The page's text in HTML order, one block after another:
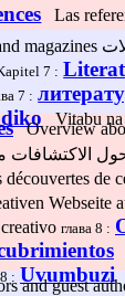
Las
magazines
7 :
7 :
Vitabu na
Overview
de
Webseite
глава 8 :
: Uvumbuzi
and guest